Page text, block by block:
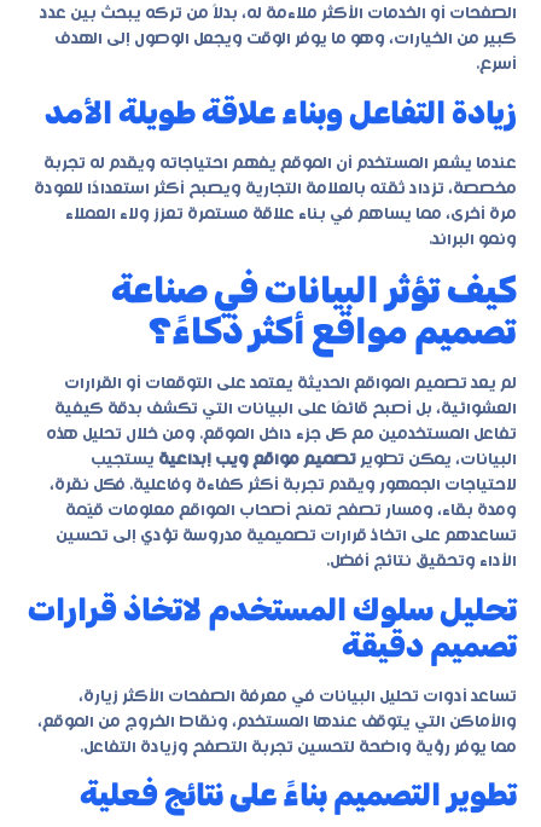
الصفحات أو الخدمات الأكثر ملاءمة له، بدلاً من تركه يبحث بين عدد
كبير من الخيارات، وهو ما يوفر الوقت ويجعل الوصول إلى الهدف
أسرع.
زيادة التفاعل وبناء علاقة طويلة الأمد
عندما يشعر المستخدم أن الموقع يفهم احتياجاته ويقدم له تجربة
مخصصة، تزداد ثقته بالعلامة التجارية ويصبح أكثر استعدادًا للعودة
مرة أخرى، مما يساهم في بناء علاقة مستمرة تعزز ولاء العملاء
ونمو البراند.
كيف تؤثر البيانات في صناعة
تصميم مواقع أكثر ذكاءً؟
لم يعد تصميم المواقع الحديثة يعتمد على التوقعات أو القرارات
العشوائية، بل أصبح قائمًا على البيانات التي تكشف بدقة كيفية
تفاعل المستخدمين مع كل جزء داخل الموقع. ومن خلال تحليل هذه
البيانات، يمكن تطوير تصميم مواقع ويب إبداعية يستجيب
لاحتياجات الجمهور ويقدم تجربة أكثر كفاءة وفاعلية. فكل نقرة،
ومدة بقاء، ومسار تصفح تمنح أصحاب المواقع معلومات قيّمة
تساعدهم على اتخاذ قرارات تصميمية مدروسة تؤدي إلى تحسين
الأداء وتحقيق نتائج أفضل.
تحليل سلوك المستخدم لاتخاذ قرارات
تصميم دقيقة
تساعد أدوات تحليل البيانات في معرفة الصفحات الأكثر زيارة،
والأماكن التي يتوقف عندها المستخدم، ونقاط الخروج من الموقع،
مما يوفر رؤية واضحة لتحسين تجربة التصفح وزيادة التفاعل.
تطوير التصميم بناءً على نتائج فعلية